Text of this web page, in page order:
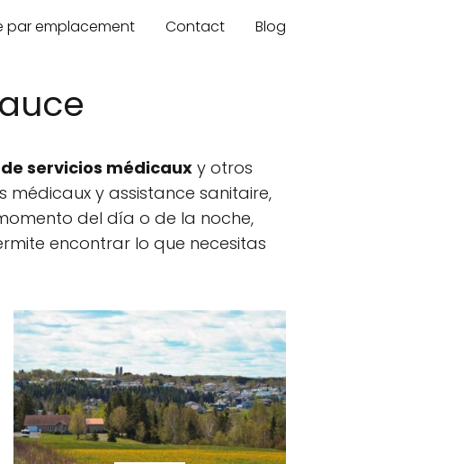
par emplacement Contact Blog
servicios médicauxy otros
y assistance sanitaire,
del día o de la noche,
encontrar lo que necesitas